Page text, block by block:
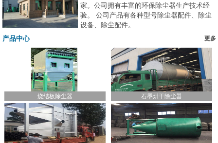
电磁脉冲阀
工程案例
国内案例
出口案例
新闻中心
公司新闻
行业新闻
公司公告
家。公司拥有丰富的环保除尘器生产技术经
验。 公司产品有各种型号除尘器配件、除尘
设备、除尘配件。
更多
产品中心
烧结板除尘器 石墨烘干除尘器